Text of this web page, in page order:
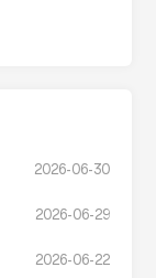
2026-06-30
2026-06-29
2026-06-22